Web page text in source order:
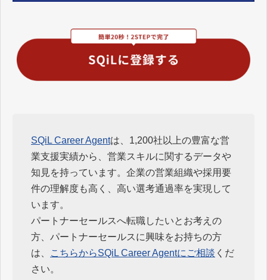
SQiL Career Agentは、1,200社以上の豊富な営
業支援実績から、営業スキルに関するデータや
知見を持っています。企業の営業組織や採用要
件の理解度も高く、高い選考通過率を実現して
います。
パートナーセールスへ転職したいとお考えの
方、パートナーセールスに興味をお持ちの方
は、
こちらからSQiL Career Agentにご相談 くだ
さい。